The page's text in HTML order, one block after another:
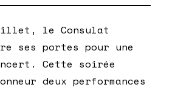
le Consulat
ses portes pour une
Cette soirée
deux performances